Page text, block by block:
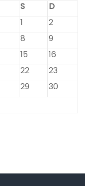
S
D
1
2
8
9
15
16
22
23
29
30